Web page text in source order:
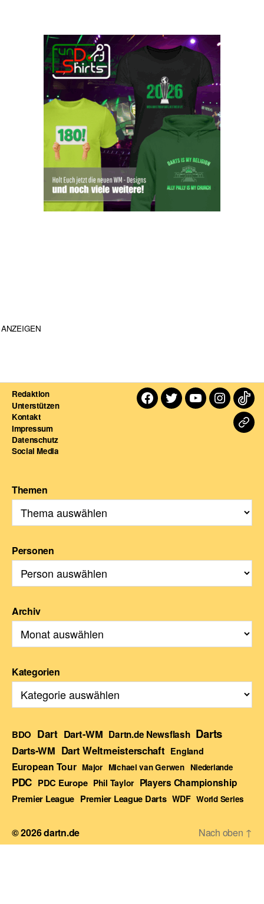
ANZEIGEN
Redaktion
Unterstützen
Kontakt
Impressum
Datenschutz
Social Media
Facebook
TwitterYoutube
Themen
Personen
Archiv
Kategorien
BDO Dart Dart-WM Dartn.de Newsflash Darts
Darts-WM Dart Weltmeisterschaft England
European Tour Major Michael van Gerwen Niederlande
PDC PDC Europe Phil Taylor Players Championship
Premier League Premier League Darts WDF World Series
© 2026dartn.de Nach oben ↑